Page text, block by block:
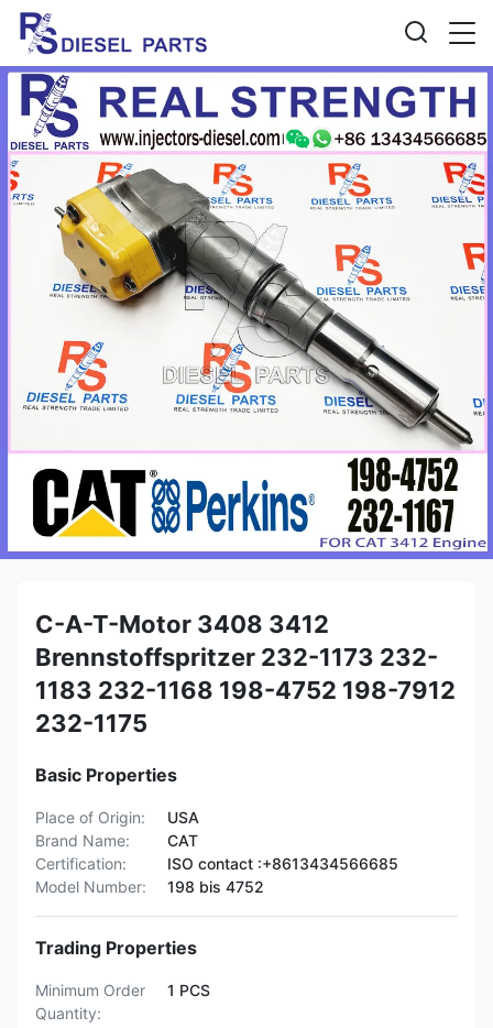
C-A-T-Motor 3408 3412
Brennstoffspritzer 232-1173 232-
1183 232-1168 198-4752 198-7912
232-1175
Basic Properties
Place of Origin:
USA
Brand Name:
CAT
Certification:
ISO contact :+8613434566685
Model Number:
198 bis 4752
Trading Properties
Minimum Order
Quantity:
1 PCS